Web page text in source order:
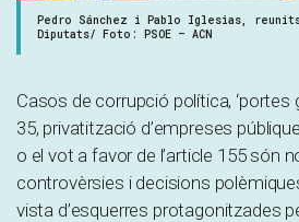
Pedro Sánchez i Pablo Iglesias,
Diputats/ Foto: PSOE – ACN
Casos de corrupció política, ‘portes
35, privatització d’empreses
o el vot a favor de l’article 155 són
controvèrsies i decisions
vista d’esquerres protagonitzades